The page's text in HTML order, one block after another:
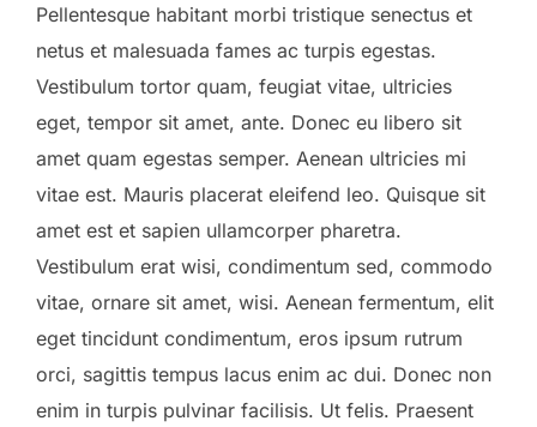
Pellentesque habitant morbi tristique senectus et
netus et malesuada fames ac turpis egestas.
Vestibulum tortor quam, feugiat vitae, ultricies
eget, tempor sit amet, ante. Donec eu libero sit
amet quam egestas semper. Aenean ultricies mi
vitae est. Mauris placerat eleifend leo. Quisque sit
amet est et sapien ullamcorper pharetra.
Vestibulum erat wisi, condimentum sed, commodo
vitae, ornare sit amet, wisi. Aenean fermentum, elit
eget tincidunt condimentum, eros ipsum rutrum
orci, sagittis tempus lacus enim ac dui. Donec non
enim in turpis pulvinar facilisis. Ut felis. Praesent